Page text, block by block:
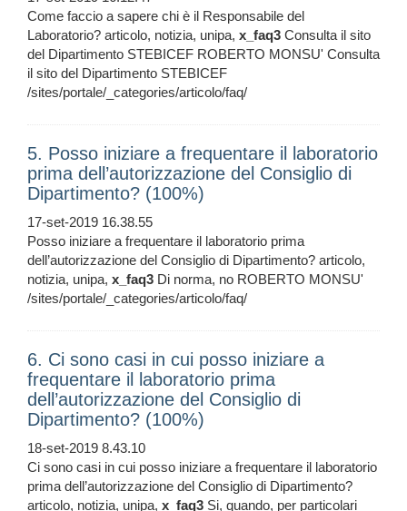
Come faccio a sapere chi è il Responsabile del
Laboratorio? articolo, notizia, unipa, x_faq3 Consulta il sito
del Dipartimento STEBICEF ROBERTO MONSU' Consulta
il sito del Dipartimento STEBICEF
/sites/portale/_categories/articolo/faq/
5. Posso iniziare a frequentare il laboratorio
prima dell’autorizzazione del Consiglio di
Dipartimento? (100%)
17-set-2019 16.38.55
Posso iniziare a frequentare il laboratorio prima
dell’autorizzazione del Consiglio di Dipartimento? articolo,
notizia, unipa, x_faq3 Di norma, no ROBERTO MONSU'
/sites/portale/_categories/articolo/faq/
6. Ci sono casi in cui posso iniziare a
frequentare il laboratorio prima
dell’autorizzazione del Consiglio di
Dipartimento? (100%)
18-set-2019 8.43.10
Ci sono casi in cui posso iniziare a frequentare il laboratorio
prima dell’autorizzazione del Consiglio di Dipartimento?
articolo, notizia, unipa, x_faq3 Si, quando, per particolari